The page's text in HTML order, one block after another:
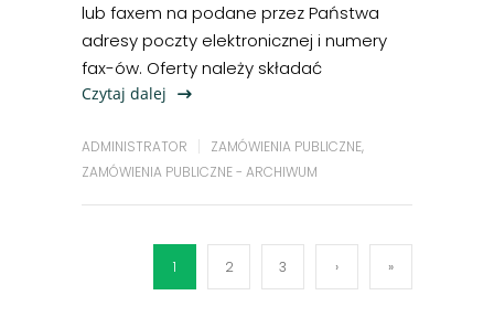
lub faxem na podane przez Państwa
adresy poczty elektronicznej i numery
fax-ów. Oferty należy składać
Czytaj dalej
ADMINISTRATOR ZAMÓWIENIA PUBLICZNE,
ZAMÓWIENIA PUBLICZNE - ARCHIWUM
1 2 3 › »